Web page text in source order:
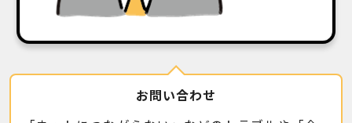
お問い合わせ